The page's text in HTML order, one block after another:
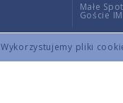
Wykorzystujemy pliki
Małe
Goście